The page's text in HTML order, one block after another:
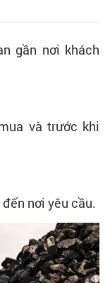
gần nơi khách
và trước khi
nơi yêu cầu.